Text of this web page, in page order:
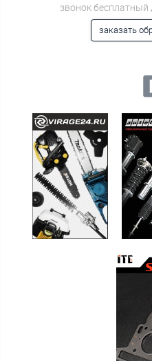
звонок бесплатный
заказать